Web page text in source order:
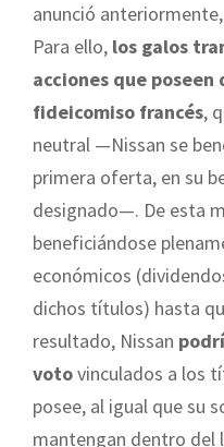
anunció
Para ello, los galos
acciones que
fideicomiso francés,
neutral —Nissan se
primera oferta, en su
designado—. De esta
beneficiándose
económicos
dichos títulos) hasta
resultado, Nissan
votovinculados a los
posee, al igual que su
mantengan dentro del